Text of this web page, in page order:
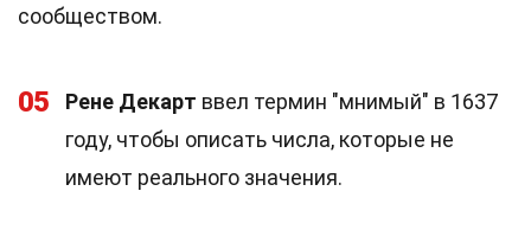
сообществом.
05 Рене Декарт ввел термин "мнимый" в 1637
году, чтобы описать числа, которые не
имеют реального значения.